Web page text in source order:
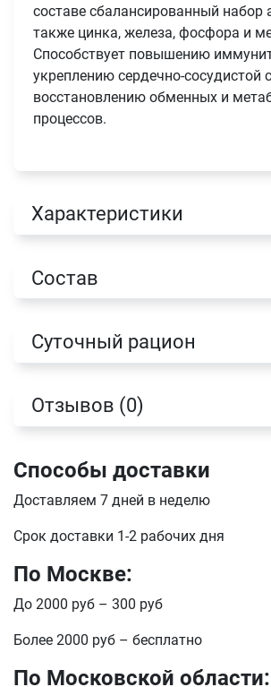
составе сбалансированный набор
также цинка, железа, фосфора и
Способствует повышению
укреплению сердечно-сосудистой
восстановлению обменных и
процессов.
Характеристики
Состав
Суточный рацион
Отзывов (0)
Способы доставки
Доставляем 7 дней в неделю
Срок доставки 1-2 рабочих дня
По Москве:
До 2000 руб – 300 руб
Более 2000 руб – бесплатно
По Московской области:
Телефон
E-mail
отправить